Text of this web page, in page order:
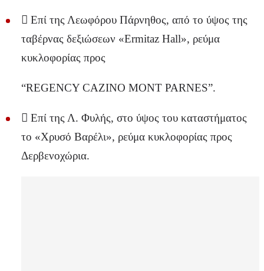
 Επί της Λεωφόρου Πάρνηθος, από το ύψος της
ταβέρνας δεξιώσεων «Ermitaz Hall», ρεύμα
κυκλοφορίας προς
“REGENCY CAZINO MONT PARNES”.
 Επί της Λ. Φυλής, στο ύψος του καταστήματος
το «Χρυσό Βαρέλι», ρεύμα κυκλοφορίας προς
Δερβενοχώρια.